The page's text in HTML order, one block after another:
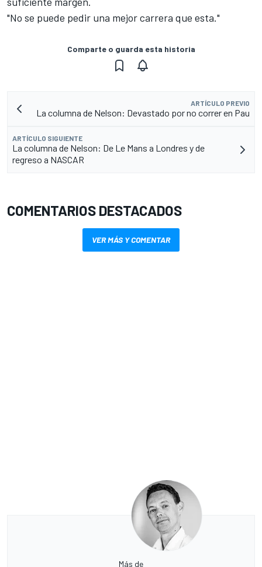
"No se puede pedir una mejor carrera que esta."
Comparte o guarda esta historia
ARTÍCULO PREVIO
La columna de Nelson: Devastado por no correr en Pau
ARTÍCULO SIGUIENTE
La columna de Nelson: De Le Mans a Londres y de
regreso a NASCAR
COMENTARIOS DESTACADOS
VER MÁS Y COMENTAR
Más de